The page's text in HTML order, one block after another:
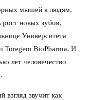
мышей к людям.
рост новых зубов,
Университета
Toregem BioPharma. И
лет человечество
взгляд звучит как